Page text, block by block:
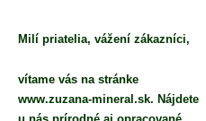
Milí priatelia, vážení zákazníci,
vítame vás na stránke
www.zuzana-mineral.sk. Nájdete
u nás prírodné aj opracované,